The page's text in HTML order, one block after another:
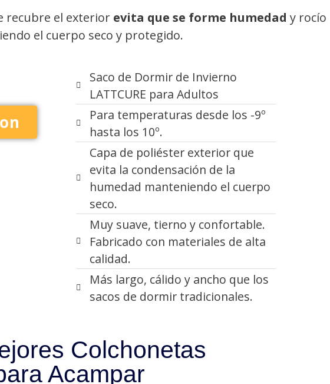
recubre el exterior evita que se forme humedad y rocío
el cuerpo seco y protegido.
Saco de Dormir de Invierno
LATTCURE para Adultos
Para temperaturas desde los -9º
hasta los 10º.
Capa de poliéster exterior que
evita la condensación de la
humedad manteniendo el cuerpo
seco.
Muy suave, tierno y confortable.
Fabricado con materiales de alta
calidad.
Más largo, cálido y ancho que los
sacos de dormir tradicionales.
Colchonetas
Acampar